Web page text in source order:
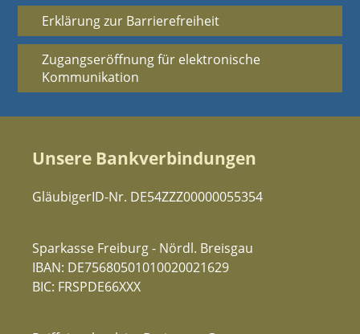
Erklärung zur Barrierefreiheit
Zugangseröffnung für elektronische
Kommunikation
Unsere Bankverbindungen
GläubigerID-Nr. DE54ZZZ00000055354
Sparkasse Freiburg - Nördl. Breisgau
IBAN: DE75680501010020021629
BIC: FRSPDE66XXX